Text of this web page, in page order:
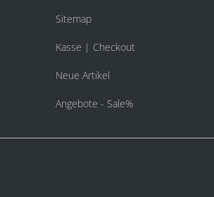
Sitemap
Kasse | Checkout
Neue Artikel
Angebote - Sale%